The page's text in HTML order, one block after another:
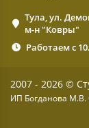
Тула, ул.
м-н "Ковры"
Работаем с
2007 - 2026 ©
ИП Богданова М.В.